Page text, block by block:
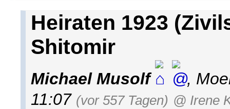
Heiraten 1923
Shitomir
Michael Musolf ,
11:07 (vor 557 Tagen) @ Irene